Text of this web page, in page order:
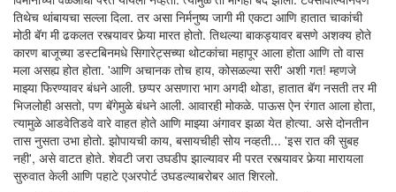
तिथेच थांबायचा सल्ला दिला. तर असा निर्मनुष्य जागी मी एकटा आणि हातात चाकांची
मोठी बॅग मी ढकलत रस्त्यावर फेर्‍या मारत होतो. तिथल्या बाकड्यावर बसणे अशक्य होते
कारण बाजूच्या डस्टबिनमधे सिगारेट्सच्या थोटकांचा महापूर आला होता आणि तो वास
मला असह्य होत होता. 'आणि अचानक तोच हाय, कोसळल्या सरी' अशी गत! म्हणजे
माझ्या फिरण्यावर बंधने आली. छप्पर असणारा भाग अगदी थोडा, हातात बॅग नसती तर मी
भिजलोही असतो, पण बॅगेमुळे बंधने आली. आवारही मोकळे. पाऊस ऐन रंगात आला होता,
त्यामुळे आडवेतिडवे वारे वाहत होते आणि माझ्या अंगावर झळा येत होत्या. असे दोनतीन
तास नुसता उभा होतो. झोपायची काय, बसायचीही सोय नव्हती... 'इस रात की सुबह
नही', असे वाटत होते. शेवटी जरा उघडीप झाल्यावर मी परत रस्त्यावर फेर्‍या मारायला
सुरुवात केली आणि पहाटे एअरपोर्ट उघडल्याबरोबर आत शिरलो.